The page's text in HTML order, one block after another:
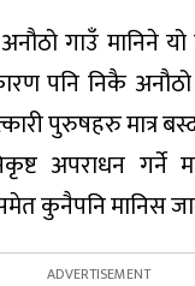
गाउँ मानिने
पनि निकै
पुरुषहरु मात्र
अपराधन गर्ने
कुनैपनि मानिस